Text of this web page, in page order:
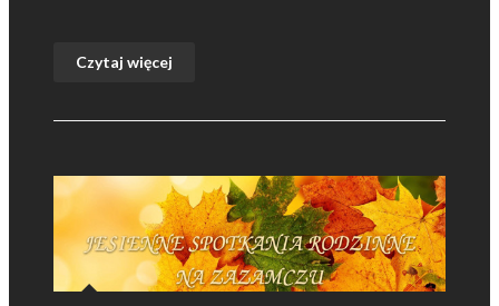
Czytaj więcej